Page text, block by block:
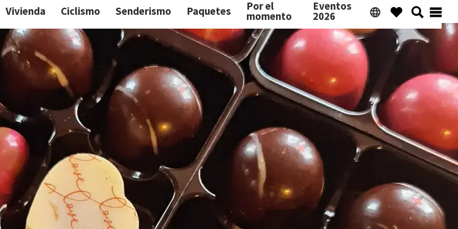
Vivienda Ciclismo Senderismo Paquetes Por el
momento
Eventos
2026